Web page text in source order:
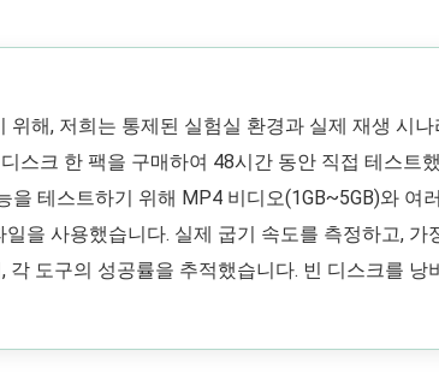
위해, 저희는 통제된 실험실 환경과 실제 재생 시
스크 한 팩을 구매하여 48시간 동안 직접 테스트
을 테스트하기 위해 MP4 비디오(1GB~5GB)와 여
을 사용했습니다. 실제 굽기 속도를 측정하고, 가
각 도구의 성공률을 추적했습니다. 빈 디스크를 낭